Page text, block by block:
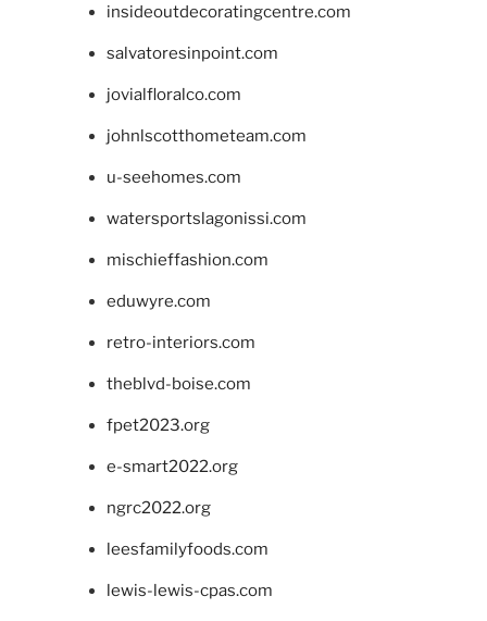
insideoutdecoratingcentre.com
salvatoresinpoint.com
jovialfloralco.com
johnlscotthometeam.com
u-seehomes.com
watersportslagonissi.com
mischieffashion.com
eduwyre.com
retro-interiors.com
theblvd-boise.com
fpet2023.org
e-smart2022.org
ngrc2022.org
leesfamilyfoods.com
lewis-lewis-cpas.com